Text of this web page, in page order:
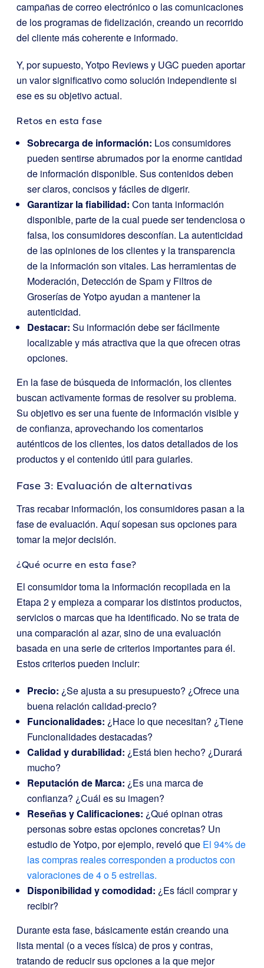
campañas de correo electrónico o las comunicaciones
de los programas de fidelización, creando un recorrido
del cliente más coherente e informado.
Y, por supuesto, Yotpo Reviews y UGC pueden aportar
un valor significativo como solución independiente si
ese es su objetivo actual.
Retos en esta fase
Sobrecarga de información: Los consumidores
pueden sentirse abrumados por la enorme cantidad
de información disponible. Sus contenidos deben
ser claros, concisos y fáciles de digerir.
Garantizar la fiabilidad: Con tanta información
disponible, parte de la cual puede ser tendenciosa o
falsa, los consumidores desconfían. La autenticidad
de las opiniones de los clientes y la transparencia
de la información son vitales. Las herramientas de
Moderación, Detección de Spam y Filtros de
Groserías de Yotpo ayudan a mantener la
autenticidad.
Destacar: Su información debe ser fácilmente
localizable y más atractiva que la que ofrecen otras
opciones.
En la fase de búsqueda de información, los clientes
buscan activamente formas de resolver su problema.
Su objetivo es ser una fuente de información visible y
de confianza, aprovechando los comentarios
auténticos de los clientes, los datos detallados de los
productos y el contenido útil para guiarles.
Fase 3: Evaluación de alternativas
Tras recabar información, los consumidores pasan a la
fase de evaluación. Aquí sopesan sus opciones para
tomar la mejor decisión.
¿Qué ocurre en esta fase?
El consumidor toma la información recopilada en la
Etapa 2 y empieza a comparar los distintos productos,
servicios o marcas que ha identificado. No se trata de
una comparación al azar, sino de una evaluación
basada en una serie de criterios importantes para él.
Estos criterios pueden incluir:
Precio: ¿Se ajusta a su presupuesto? ¿Ofrece una
buena relación calidad-precio?
Funcionalidades: ¿Hace lo que necesitan? ¿Tiene
Funcionalidades destacadas?
Calidad y durabilidad: ¿Está bien hecho? ¿Durará
mucho?
Reputación de Marca: ¿Es una marca de
confianza? ¿Cuál es su imagen?
Reseñas y Calificaciones: ¿Qué opinan otras
personas sobre estas opciones concretas? Un
estudio de Yotpo, por ejemplo, reveló que El 94% de
las compras reales corresponden a productos con
valoraciones de 4 o 5 estrellas.
Disponibilidad y comodidad: ¿Es fácil comprar y
recibir?
Durante esta fase, básicamente están creando una
lista mental (o a veces física) de pros y contras,
tratando de reducir sus opciones a la que mejor